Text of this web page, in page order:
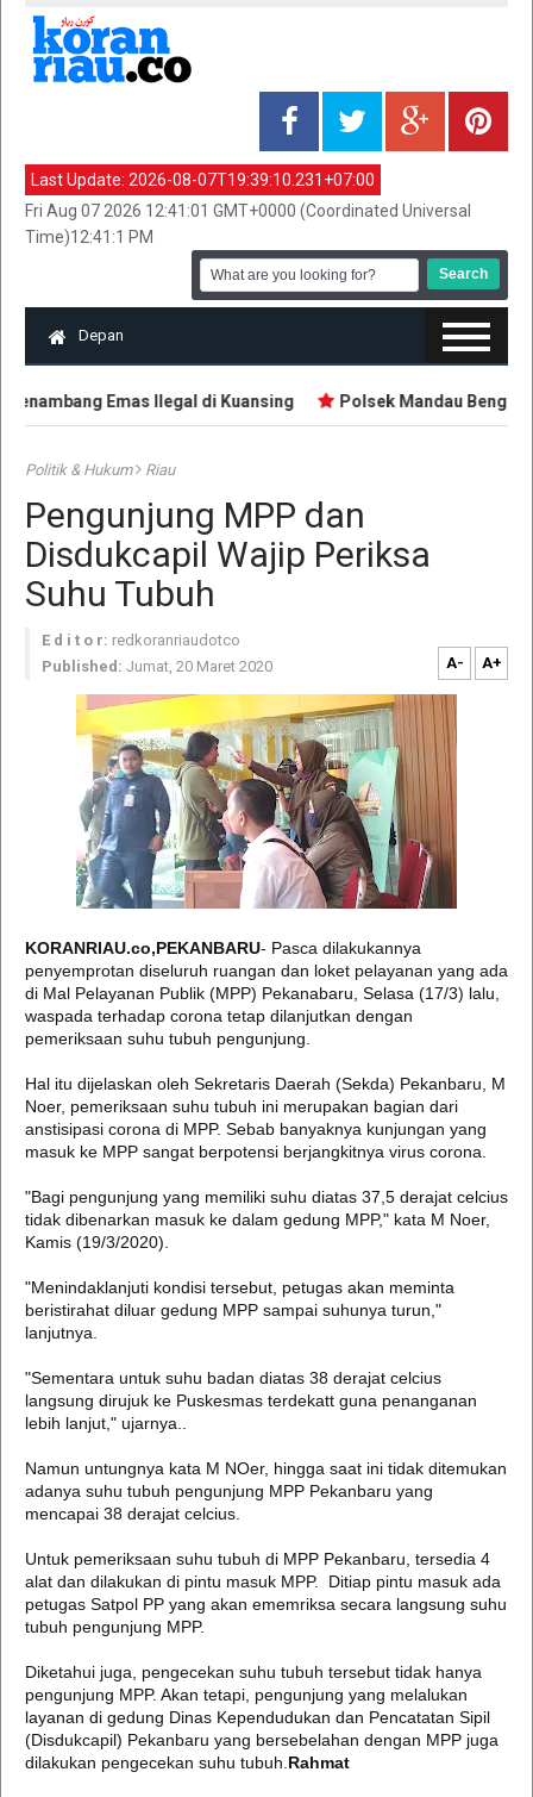
Last Update: 2026-08-07T19:39:10.231+07:00
Fri Aug 07 2026 12:41:01 GMT+0000 (Coordinated Universal
Time)12:41:1 PM
Depan
Emas Ilegal di Kuansing Polsek Mandau
Politik & Hukum Riau
Pengunjung MPP dan
Disdukcapil Wajip Periksa
Suhu Tubuh
E d i t o r: redkoranriaudotco
Published: Jumat, 20 Maret 2020 A- A+
KORANRIAU.co,PEKANBARU- Pasca dilakukannya
penyemprotan diseluruh ruangan dan loket pelayanan yang ada
di Mal Pelayanan Publik (MPP) Pekanabaru, Selasa (17/3) lalu,
waspada terhadap corona tetap dilanjutkan dengan
pemeriksaan suhu tubuh pengunjung.
Hal itu dijelaskan oleh Sekretaris Daerah (Sekda) Pekanbaru, M
Noer, pemeriksaan suhu tubuh ini merupakan bagian dari
anstisipasi corona di MPP. Sebab banyaknya kunjungan yang
masuk ke MPP sangat berpotensi berjangkitnya virus corona.
"Bagi pengunjung yang memiliki suhu diatas 37,5 derajat celcius
tidak dibenarkan masuk ke dalam gedung MPP," kata M Noer,
Kamis (19/3/2020).
"Menindaklanjuti kondisi tersebut, petugas akan meminta
beristirahat diluar gedung MPP sampai suhunya turun,"
lanjutnya.
"Sementara untuk suhu badan diatas 38 derajat celcius
langsung dirujuk ke Puskesmas terdekatt guna penanganan
lebih lanjut," ujarnya..
Namun untungnya kata M NOer, hingga saat ini tidak ditemukan
adanya suhu tubuh pengunjung MPP Pekanbaru yang
mencapai 38 derajat celcius.
Untuk pemeriksaan suhu tubuh di MPP Pekanbaru, tersedia 4
alat dan dilakukan di pintu masuk MPP. Ditiap pintu masuk ada
petugas Satpol PP yang akan ememriksa secara langsung suhu
tubuh pengunjung MPP.
Diketahui juga, pengecekan suhu tubuh tersebut tidak hanya
pengunjung MPP. Akan tetapi, pengunjung yang melalukan
layanan di gedung Dinas Kependudukan dan Pencatatan Sipil
(Disdukcapil) Pekanbaru yang bersebelahan dengan MPP juga
dilakukan pengecekan suhu tubuh. Rahmat